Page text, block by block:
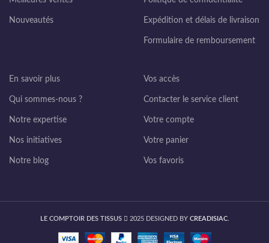
Nouveautés Expédition et délais de livraison
Formulaire de remboursement
En savoir plus
Qui sommes-nous ?
Notre expertise
Nos initiatives
Notre blog
Vos accès
Contacter le service client
Votre compte
Votre panier
Vos favoris
LE COMPTOIR DES TISSUS 2025 DESIGNED BY CREADISIAC.